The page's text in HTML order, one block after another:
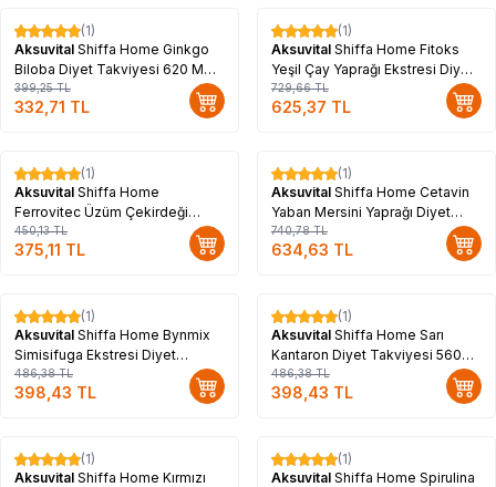
%17
(1)
Aksuvital Shiffa Home Ginkgo
Biloba Diyet Takviyesi 620 Mg x
60 Kapsül
399,25TL
332,71 TL
%14
(1)
Aksuvital Shiffa Home Fitoks
Yeşil Çay Yaprağı Ekstresi Diyet
Takviyesi 850 Mg x 60 Kapsül
729,66TL
625,37 TL
%17
(1)
Aksuvital Shiffa Home
Ferrovitec Üzüm Çekirdeği
Ekstresi Diyet Takviyesi 710 Mg
x 60 Kapsül
450,13TL
375,11 TL
%14
(1)
Aksuvital Shiffa Home Cetavin
Yaban Mersini Yaprağı Diyet
Takviyesi 730 Mg x 60 Kapsül
740,78TL
634,63 TL
%18
(1)
Aksuvital Shiffa Home Bynmix
Simisifuga Ekstresi Diyet
Takviyesi 580 Mg x 60 Kapsül
486,38TL
398,43 TL
%18
(1)
Aksuvital Shiffa Home Sarı
Kantaron Diyet Takviyesi 560
Mg x 60 Kapsül
486,38TL
398,43 TL
%14
(1)
Aksuvital Shiffa Home Kırmızı
%14
(1)
Aksuvital Shiffa Home Spirulina